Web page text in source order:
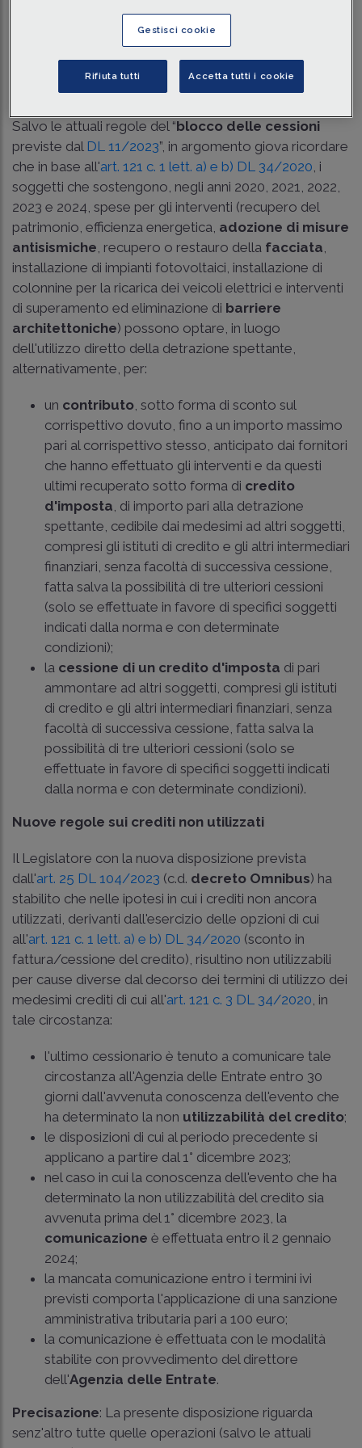
Ascolta la news
5 min.
Opzione cessione del credito/sconto in fattura
Salvo le attuali regole del “blocco delle cessioni
previste dal DL 11/2023”, in argomento giova ricordare
che in base all'art. 121 c. 1 lett. a) e b) DL 34/2020 , i
soggetti che sostengono, negli anni 2020, 2021, 2022,
2023 e 2024, spese per gli interventi (recupero del
patrimonio, efficienza energetica, adozione di misure
antisismiche , recupero o restauro della facciata
installazione di impianti fotovoltaici, installazione di
colonnine per la ricarica dei veicoli elettrici e interventi
di superamento ed eliminazione di barriere
architettoniche) possono optare, in luogo
dell'utilizzo diretto della detrazione spettante,
alternativamente, per:
un contributo , sotto forma di sconto sul
corrispettivo dovuto, fino a un importo massimo
pari al corrispettivo stesso, anticipato dai fornitori
che hanno effettuato gli interventi e da questi
ultimi recuperato sotto forma di credito
d'imposta , di importo pari alla detrazione
spettante, cedibile dai medesimi ad altri soggetti,
compresi gli istituti di credito e gli altri intermediari
finanziari, senza facoltà di successiva cessione,
fatta salva la possibilità di tre ulteriori cessioni
(solo se effettuate in favore di specifici soggetti
indicati dalla norma e con determinate
condizioni);
la cessione di un credito d'imposta di pari
ammontare ad altri soggetti, compresi gli istituti
di credito e gli altri intermediari finanziari, senza
facoltà di successiva cessione, fatta salva la
possibilità di tre ulteriori cessioni (solo se
effettuate in favore di specifici soggetti indicati
dalla norma e con determinate condizioni).
Nuove regole sui crediti non utilizzati
Il Legislatore con la nuova disposizione prevista
dall'art. 25 DL 104/2023 (c.d. decreto Omnibus) ha
stabilito che nelle ipotesi in cui i crediti non ancora
utilizzati, derivanti dall'esercizio delle opzioni di cui
all'art. 121 c. 1 lett. a) e b) DL 34/2020 (sconto in
fattura/cessione del credito), risultino non utilizzabili
per cause diverse dal decorso dei termini di utilizzo dei
medesimi crediti di cui all'art. 121 c. 3 DL 34/2020 , in
tale circostanza:
l'ultimo cessionario è tenuto a comunicare tale
circostanza all'Agenzia delle Entrate entro 30
giorni dall'avvenuta conoscenza dell'evento che
ha determinato la non utilizzabilità del credito;
le disposizioni di cui al periodo precedente si
applicano a partire dal 1° dicembre 2023;
nel caso in cui la conoscenza dell'evento che ha
determinato la non utilizzabilità del credito sia
avvenuta prima del 1° dicembre 2023, la
comunicazione è effettuata entro il 2 gennaio
2024;
la mancata comunicazione entro i termini ivi
previsti comporta l'applicazione di una sanzione
amministrativa tributaria pari a 100 euro;
la comunicazione è effettuata con le modalità
stabilite con provvedimento del direttore
dell'Agenzia delle Entrate.
Precisazione: La presente disposizione riguarda
senz'altro tutte quelle operazioni (salvo le attuali
Gestisci cookie
Rifiuta tutti Accetta tutti i cookie